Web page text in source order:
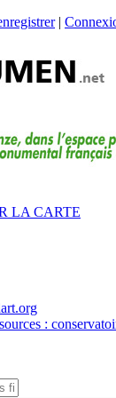
|
LA CARTE
: